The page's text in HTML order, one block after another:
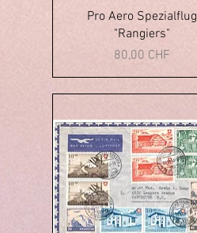
Vista rapida
Pro Aero Spezialflug
"Rangiers"
Prezzo
80,00 CHF